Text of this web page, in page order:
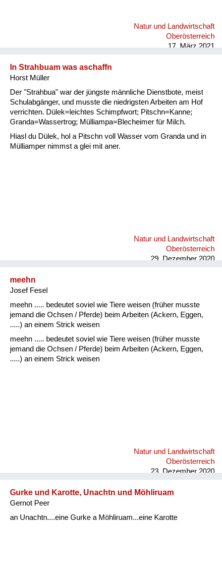
Natur und Landwirtschaft
Oberösterreich
17. März 2021
In Strahbuam was aschaffn
Horst Müller
Der "Strahbua" war der jüngste männliche Dienstbote, meist
Schulabgänger, und musste die niedrigsten Arbeiten am Hof
verrichten. Dülek=leichtes Schimpfwort; Pitschn=Kanne;
Granda=Wassertrog; Mülliampa=Blecheimer für Milch.
Hiasl du Dülek, hol a Pitschn voll Wasser vom Granda und in
Mülliamper nimmst a glei mit aner.
Natur und Landwirtschaft
Oberösterreich
29. Dezember 2020
meehn
Josef Fesel
meehn ..... bedeutet soviel wie Tiere weisen (früher musste
jemand die Ochsen / Pferde) beim Arbeiten (Ackern, Eggen,
.....) an einem Strick weisen
meehn ..... bedeutet soviel wie Tiere weisen (früher musste
jemand die Ochsen / Pferde) beim Arbeiten (Ackern, Eggen,
.....) an einem Strick weisen
Natur und Landwirtschaft
Oberösterreich
23. Dezember 2020
Gurke und Karotte, Unachtn und Möhliruam
Gernot Peer
an Unachtn....eine Gurke a Möhliruam...eine Karotte